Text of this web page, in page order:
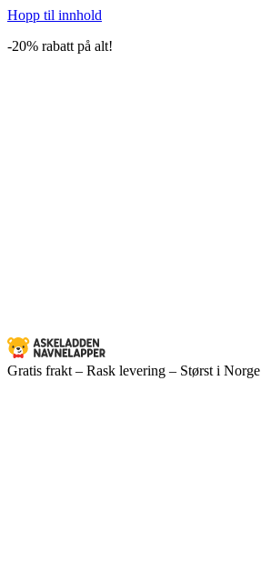
Hopp til innhold
-20% rabatt på alt!
Gratis frakt – Rask levering – Størst i Norge